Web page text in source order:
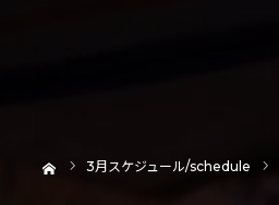
3月スケジュール/schedule